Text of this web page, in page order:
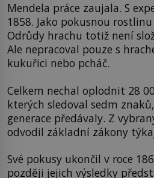
Mendela práce zaujala. S
1858. Jako pokusnou
Odrůdy hrachu totiž není
Ale nepracoval pouze s
kukuřici nebo pcháč.
Celkem nechal oplodnit 28
kterých sledoval sedm
generace předávaly. Z
odvodil základní zákony
Své pokusy ukončil v roce
později jejich výsledky